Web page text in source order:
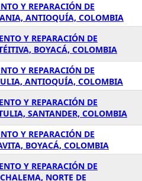
Y REPARACIÓN DE
ANTIOQUÍA, COLOMBIA
Y REPARACIÓN DE
BOYACÁ, COLOMBIA
Y REPARACIÓN DE
ANTIOQUÍA, COLOMBIA
Y REPARACIÓN DE
SANTANDER, COLOMBIA
Y REPARACIÓN DE
BOYACÁ, COLOMBIA
Y REPARACIÓN DE
NORTE DE